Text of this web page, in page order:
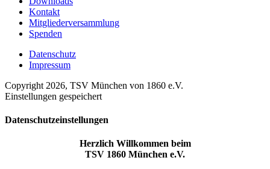
Kontakt
Mitgliederversammlung
Spenden
Datenschutz
Impressum
Copyright 2026, TSV München von 1860 e.V.
Einstellungen gespeichert
Datenschutzeinstellungen
Herzlich Willkommen beim
TSV 1860 München e.V.